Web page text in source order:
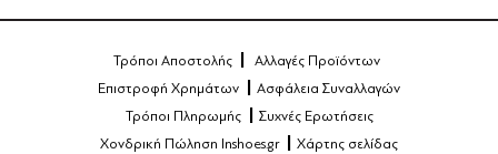
Τρόποι Αποστολής
Αλλαγές Προϊόντων
Επιστροφή Χρημάτων
Ασφάλεια Συναλλαγών
Τρόποι Πληρωμής
Συχνές Ερωτήσεις
Χονδρική Πώληση Inshoes.gr
Χάρτης σελίδας